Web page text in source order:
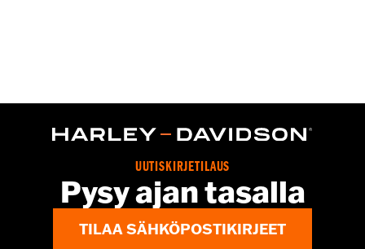
UUTISKIRJETILAUS
Pysy ajan tasalla
TILAA SÄHKÖPOSTIKIRJEET